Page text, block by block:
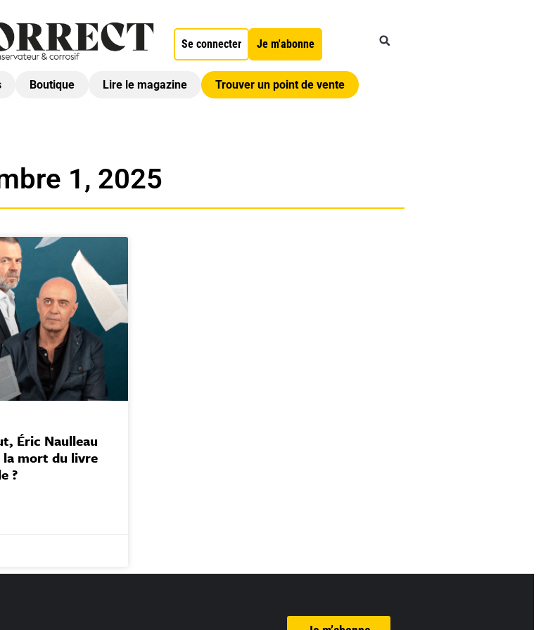
Se connecter Je m'abonne
Boutique Lire le magazine Trouver un point de vente
1, 2025
Éric Naulleau
la mort du livre
?